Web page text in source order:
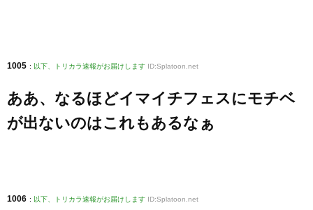
1005 : 以下、トリカラ速報がお届けします ID:Splatoon.net
ああ、なるほどイマイチフェスにモチベ
が出ないのはこれもあるなぁ
1006 : 以下、トリカラ速報がお届けします ID:Splatoon.net